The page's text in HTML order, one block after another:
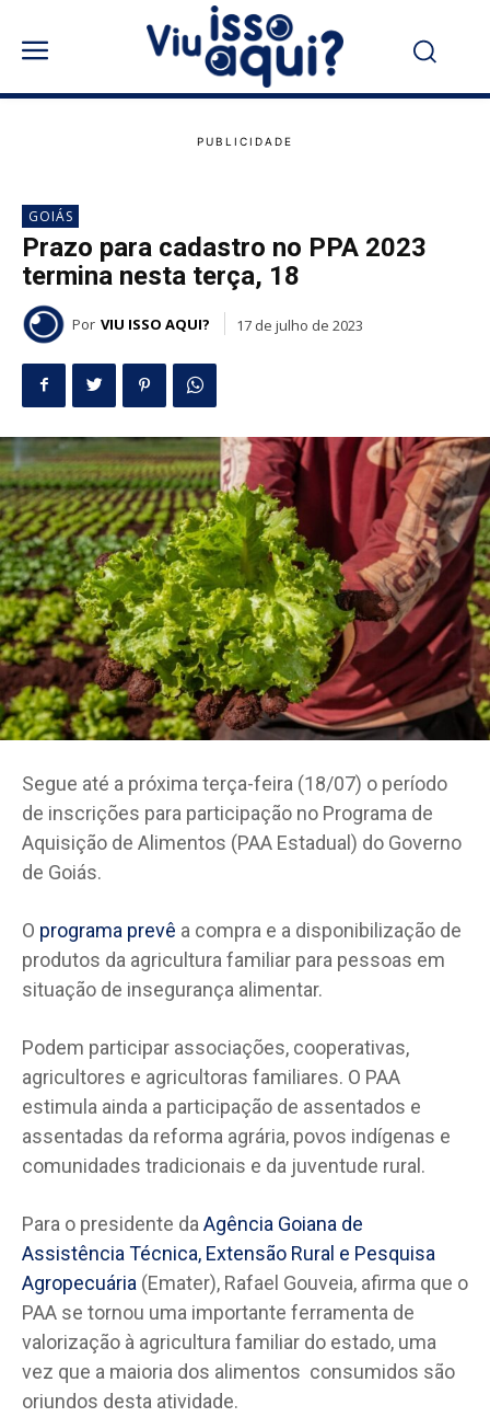
GOIÁS
Prazo para cadastro no PPA 2023
termina nesta terça, 18
Por VIU ISSO AQUI? 17 de julho de 2023
Segue até a próxima terça-feira (18/07) o período
de inscrições para participação no Programa de
Aquisição de Alimentos (PAA Estadual) do Governo
de Goiás.
O programa prevê a compra e a disponibilização de
produtos da agricultura familiar para pessoas em
situação de insegurança alimentar.
Podem participar associações, cooperativas,
agricultores e agricultoras familiares. O PAA
estimula ainda a participação de assentados e
assentadas da reforma agrária, povos indígenas e
comunidades tradicionais e da juventude rural.
Para o presidente daAgência Goiana de
Assistência Técnica, Extensão Rural e Pesquisa
Agropecuária (Emater), Rafael Gouveia, afirma que o
PAA se tornou uma importante ferramenta de
valorização à agricultura familiar do estado, uma
vez que a maioria dos alimentos consumidos são
oriundos desta atividade.